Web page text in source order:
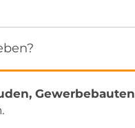
Gewerbebauten